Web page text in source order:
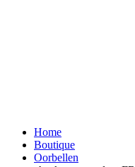
Home
Boutique
Oorbellen